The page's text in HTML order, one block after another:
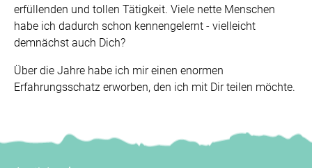
erfüllenden und tollen Tätigkeit. Viele nette Menschen
habe ich dadurch schon kennengelernt - vielleicht
demnächst auch Dich?
Über die Jahre habe ich mir einen enormen
Erfahrungsschatz erworben, den ich mit Dir teilen möchte.